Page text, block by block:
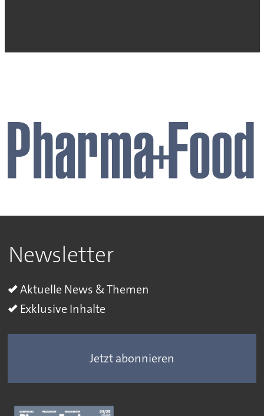
Newsletter
Aktuelle News & Themen
Exklusive Inhalte
Jetzt abonnieren